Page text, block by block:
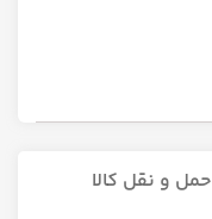
حمل و نقل کالا